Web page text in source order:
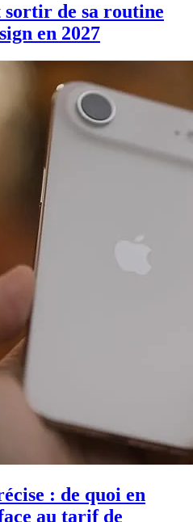
de sa routine
en 2027
: de quoi en
au tarif de